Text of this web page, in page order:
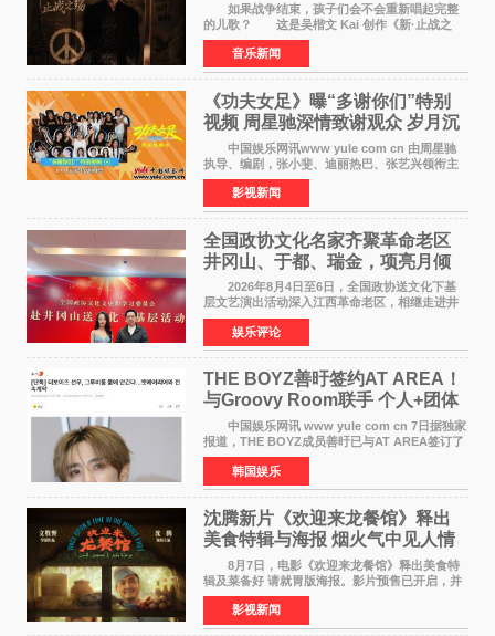
如果战争结束，孩子们会不会重新唱起完整
的儿歌？ 这是吴楷文 Kai 创作《新·止战之
殇》时最初的想法。 从伊朗相关冲突引发的
地区局势，到世界各地仍在发生的动荡与不安，
战争从来不只
音乐新闻
《功夫女足》曝“多谢你们”特别
视频 周星驰深情致谢观众 岁月沉
淀不灭初心
中国娱乐网讯www yule com cn 由周星驰
执导、编剧，张小斐、迪丽热巴、张艺兴领衔主
演，刘嘉玲、佐藤健特别出演，艾米、雪野、蔡
思贝、胡予安、倪好特别介绍的喜剧电影《功夫
女足》释出多谢你
影视新闻
全国政协文化名家齐聚革命老区
井冈山、于都、瑞金，项亮月倾
情献唱《桃花谣》致敬红色沃土
2026年8月4日至6日，全国政协送文化下基
层文艺演出活动深入江西革命老区，相继走进井
冈山、于都长征出发地、瑞金三地。由全国政协
文化文史和学习委员会副主任、甘肃省政协原主
席欧阳坚率团，一
娱乐评论
THE BOYZ善旴签约AT AREA！
与Groovy Room联手 个人+团体
活动并行
中国娱乐网讯 www yule com cn 7日据独家
报道，THE BOYZ成员善旴已与AT AREA签订了
专属合约。AT AREA是由知名制作人组合
Groovy Room创立的hip-hop厂牌，旗下拥有多
位实力派音乐人，在韩
韩国娱乐
沈腾新片《欢迎来龙餐馆》释出
美食特辑与海报 烟火气中见人情
温暖
8月7日，电影《欢迎来龙餐馆》释出美食特
辑及菜备好 请就胃版海报。影片预售已开启，并
将于8月8日至10日14:00-21:00举行全国超前点
映。电影《欢迎来龙餐馆》作为战争美食喜剧大
片，讲述了中国
影视新闻